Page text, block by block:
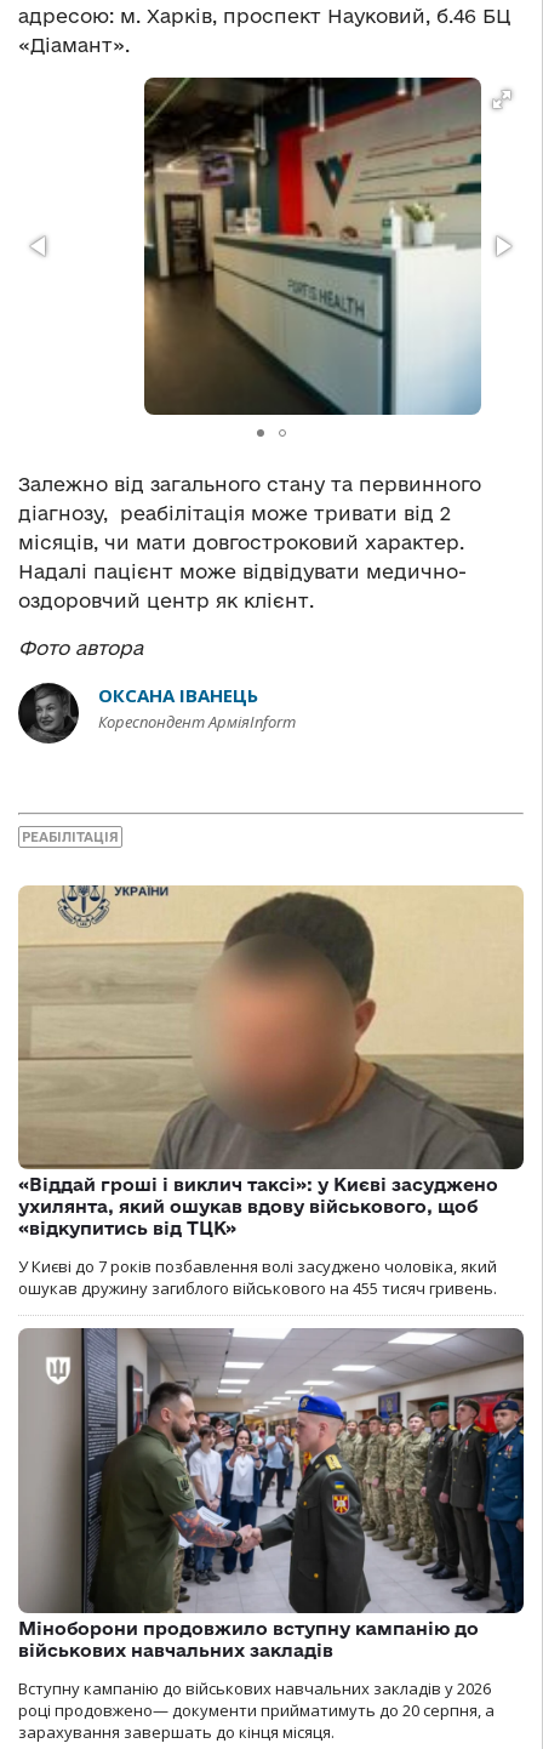
адресою: м. Харків, проспект Науковий, б.46 БЦ
«Діамант».
Залежно від загального стану та первинного
діагнозу, реабілітація може тривати від 2
місяців, чи мати довгостроковий характер.
Надалі пацієнт може відвідувати медично-
оздоровчий центр як клієнт.
Фото автора
ОКСАНА ІВАНЕЦЬ
Кореспондент АрміяInform
РЕАБІЛІТАЦІЯ
«Віддай гроші і виклич таксі»: у Києві засуджено
ухилянта, який ошукав вдову військового, щоб
«відкупитись від ТЦК»
У Києві до 7 років позбавлення волі засуджено чоловіка, який
ошукав дружину загиблого військового на 455 тисяч гривень.
Міноборони продовжило вступну кампанію до
військових навчальних закладів
Вступну кампанію до військових навчальних закладів у 2026
році продовжено— документи прийматимуть до 20 серпня, а
зарахування завершать до кінця місяця.